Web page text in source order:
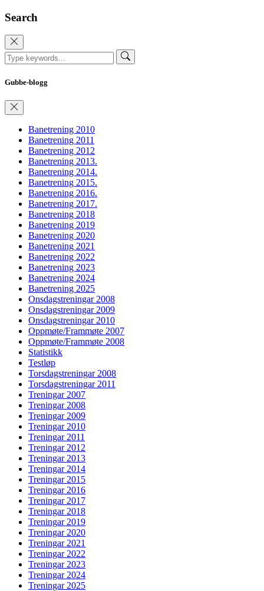
Search
Gubbe-blogg
Banetrening 2010
Banetrening 2011
Banetrening 2012
Banetrening 2013.
Banetrening 2014.
Banetrening 2015.
Banetrening 2016.
Banetrening 2017.
Banetrening 2018
Banetrening 2019
Banetrening 2020
Banetrening 2021
Banetrening 2022
Banetrening 2023
Banetrening 2024
Banetrening 2025
Onsdagstreningar 2008
Onsdagstreningar 2009
Onsdagstreningar 2010
Oppmøte/Frammøte 2007
Oppmøte/Frammøte 2008
Statistikk
Testløp
Torsdagstreningar 2008
Torsdagstreningar 2011
Treningar 2007
Treningar 2008
Treningar 2009
Treningar 2010
Treningar 2011
Treningar 2012
Treningar 2013
Treningar 2014
Treningar 2015
Treningar 2016
Treningar 2017
Treningar 2018
Treningar 2019
Treningar 2020
Treningar 2021
Treningar 2022
Treningar 2023
Treningar 2024
Treningar 2025